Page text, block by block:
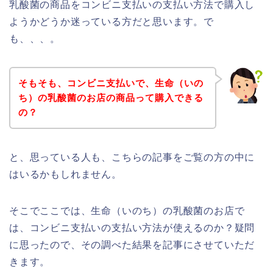
乳酸菌の商品をコンビニ支払いの支払い方法で購入し
ようかどうか迷っている方だと思います。で
も、、、。
そもそも、コンビニ支払いで、生命（いの
ち）の乳酸菌のお店の商品って購入できる
の？
と、思っている人も、こちらの記事をご覧の方の中に
はいるかもしれません。
そこでここでは、生命（いのち）の乳酸菌のお店で
は、コンビニ支払いの支払い方法が使えるのか？疑問
に思ったので、その調べた結果を記事にさせていただ
きます。